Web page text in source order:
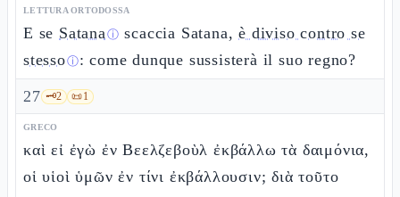
LETTURA ORTODOSSA
E se Satanaⓘ scaccia Satana,è diviso contro se
stessoⓘ: come dunque sussisterà il suo regno?
27 🗝️2 📜1
GRECO
καὶ εἰ ἐγὼ ἐν Βεελζεβοὺλ ἐκβάλλω τὰ δαιμόνια,
οἱ υἱοὶ ὑμῶν ἐν τίνι ἐκβάλλουσιν; διὰ τοῦτο